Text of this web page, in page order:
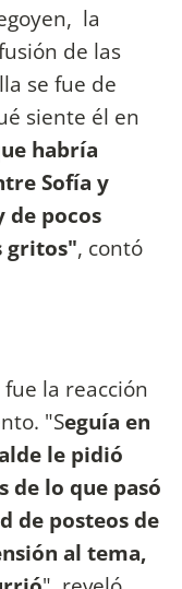
la
de las
se fue de
siente él en
habría
Sofía y
de pocos
gritos", contó
la reacción
"Seguía en
le pidió
de lo que pasó
de posteos de
al tema,